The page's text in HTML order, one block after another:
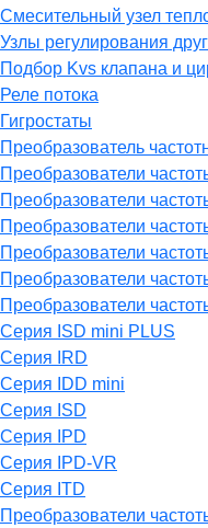
Смесительный узел
Узлы регулирования
Подбор Kvs клапана и
Реле потока
Гигростаты
Преобразователь
Преобразователи
Преобразователи
Преобразователи
Преобразователи
Преобразователи
Преобразователи
Серия ISD mini PLUS
Серия IRD
Серия IDD mini
Серия ISD
Серия IPD
Серия IPD-VR
Серия ITD
Преобразователи